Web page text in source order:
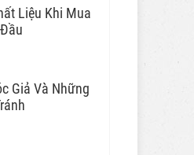
Liệu Khi Mua
Giả Và Những